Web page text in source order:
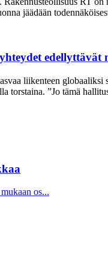
jäädään
edellyttävät
liikenteen globaaliksi
torstaina. ”Jo tämä
os...